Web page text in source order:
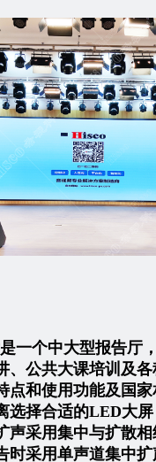
一个中大型报告厅
、公共大课培训及
点和使用功能及国
选择合适的LED大
声采用集中与扩散
时采用单声道集中